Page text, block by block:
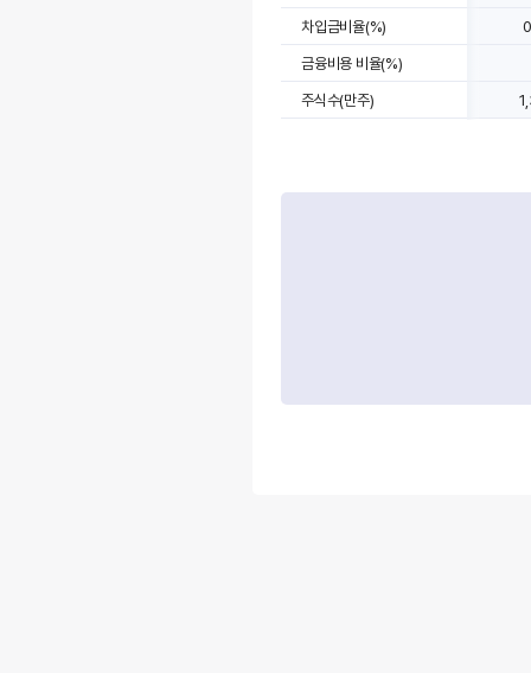
차입금비율(%)
금융비용 비율(%)
주식수(만주)